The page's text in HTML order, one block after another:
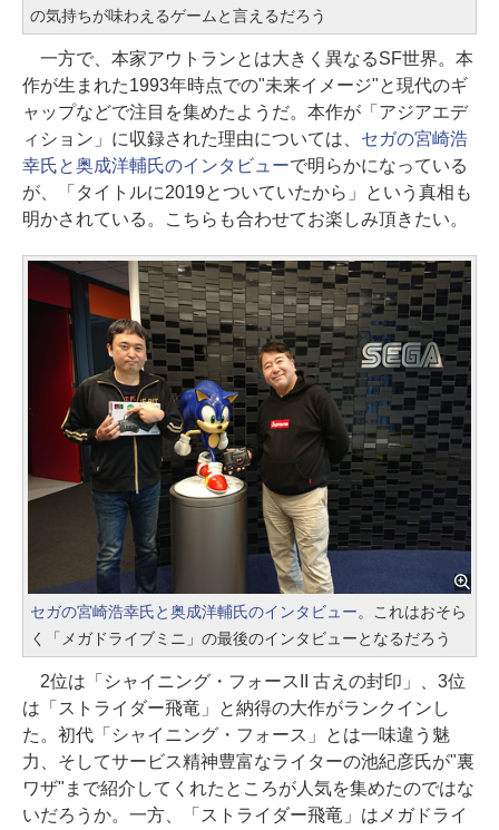
の気持ちが味わえるゲームと言えるだろう
一方で、本家アウトランとは大きく異なるSF世界。本
作が生まれた1993年時点での"未来イメージ"と現代のギ
ャップなどで注目を集めたようだ。本作が「アジアエデ
ィション」に収録された理由については、 セガの宮崎浩
幸氏と奥成洋輔氏のインタビューで明らかになっている
が、「タイトルに2019とついていたから」という真相も
明かされている。こちらも合わせてお楽しみ頂きたい。
セガの宮崎浩幸氏と奥成洋輔氏のインタビュー。これはおそら
く「メガドライブミニ」の最後のインタビューとなるだろう
2位は「シャイニング・フォースII 古えの封印」、3位
は「ストライダー飛竜」と納得の大作がランクインし
た。初代「シャイニング・フォース」とは一味違う魅
力、そしてサービス精神豊富なライターの池紀彦氏が"裏
ワザ"まで紹介してくれたところが人気を集めたのではな
いだろうか。一方、「ストライダー飛竜」はメガドライ